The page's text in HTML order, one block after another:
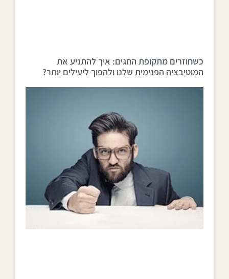
כשחוזרים מתקופת החגים: איך להתניע את
המוטיבציה הפנימית שלנו ולהפוך ליעילים יותר?